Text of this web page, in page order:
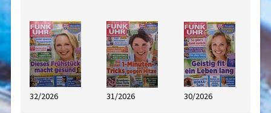
32/2026 31/2026 30/2026